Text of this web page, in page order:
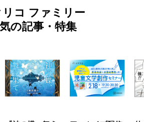
リコ ファミリー
の記事・特集